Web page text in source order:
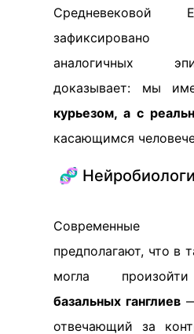
Средневековой
аналогичных
доказывает: мы
курьезом, а с
касающимся
🧬
Современные
предполагают, что в
могла
базальных ганглиев—
отвечающий за